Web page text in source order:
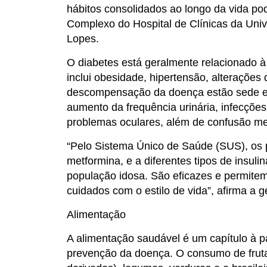
hábitos consolidados ao longo da vida
Complexo do Hospital de Clínicas da
Lopes.
O diabetes está geralmente relacionado
inclui obesidade, hipertensão,
descompensação da doença estão sede
aumento da frequência urinária,
problemas oculares, além de confusão
“Pelo Sistema Único de Saúde (SUS),
metformina, e a diferentes tipos de
população idosa. São eficazes e
cuidados com o estilo de vida”, afirma a
Alimentação
A alimentação saudável é um capítulo à
prevenção da doença. O consumo de